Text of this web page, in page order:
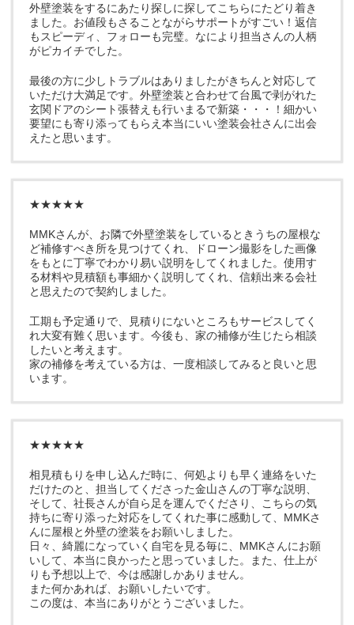
外壁塗装をするにあたり探しに探してこちらにたどり着き
ました。お値段もさることながらサポートがすごい！返信
もスピーディ、フォローも完璧。なにより担当さんの人柄
がピカイチでした。
最後の方に少しトラブルはありましたがきちんと対応して
いただけ大満足です。外壁塗装と合わせて台風で剥がれた
玄関ドアのシート張替えも行いまるで新築・・・！細かい
要望にも寄り添ってもらえ本当にいい塗装会社さんに出会
えたと思います。
★★★★★
MMKさんが、お隣で外壁塗装をしているときうちの屋根な
ど補修すべき所を見つけてくれ、ドローン撮影をした画像
をもとに丁寧でわかり易い説明をしてくれました。使用す
る材料や見積額も事細かく説明してくれ、信頼出来る会社
と思えたので契約しました。
工期も予定通りで、見積りにないところもサービスしてく
れ大変有難く思います。今後も、家の補修が生じたら相談
したいと考えます。
家の補修を考えている方は、一度相談してみると良いと思
います。
★★★★★
相見積もりを申し込んだ時に、何処よりも早く連絡をいた
だけたのと、担当してくださった金山さんの丁寧な説明、
そして、社長さんが自ら足を運んでくださり、こちらの気
持ちに寄り添った対応をしてくれた事に感動して、MMKさ
んに屋根と外壁の塗装をお願いしました。
日々、綺麗になっていく自宅を見る毎に、MMKさんにお願
いして、本当に良かったと思っていました。また、仕上が
りも予想以上で、今は感謝しかありません。
また何かあれば、お願いしたいです。
この度は、本当にありがとうございました。